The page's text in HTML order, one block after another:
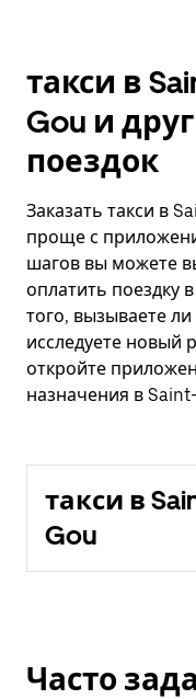
такси в
Gou и
поездок
Заказать такси в
проще с
шагов вы можете
оплатить поездку
того, вызываете
исследуете новый
откройте
назначения в
такси в
Gou
Часто